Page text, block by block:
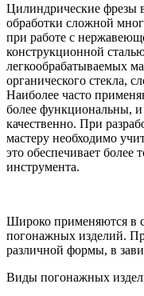
Цилиндрические фрезы
обработки сложной
при работе с
конструкционной
легкообрабатываемых
органического стекла,
Наиболее часто
более функциональны, и
качественно. При
мастеру необходимо
это обеспечивает более
инструмента.
Широко применяются в
погонажных изделий.
различной формы, в
Виды погонажных